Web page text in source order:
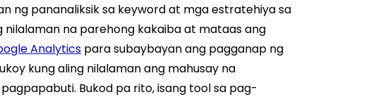
ng pananaliksik sa keyword at mga estratehiya sa
na parehong kakaiba at mataas ang
Analytics para subaybayan ang pagganap ng
kung aling nilalaman ang mahusay na
Bukod pa rito, isang tool sa pag-